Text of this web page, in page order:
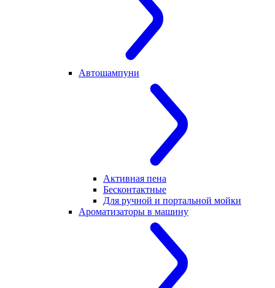
Автошампуни
Активная пена
Бесконтактные
Для ручной и портальной мойки
Ароматизаторы в машину